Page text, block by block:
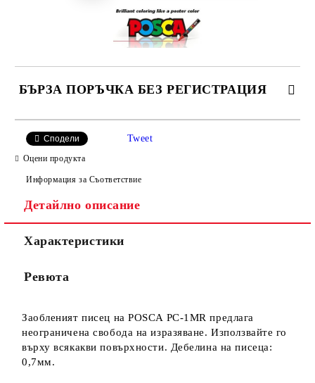
БЪРЗА ПОРЪЧКА БЕЗ РЕГИСТРАЦИЯ
Сподели Tweet
Оцени продукта
Информация за Съответствие
Детайлно описание
Характеристики
Ревюта
Заобленият писец на POSCA PC-1MR предлага
неограничена свобода на изразяване. Използвайте го
върху всякакви повърхности. Дебелина на писеца:
0,7мм.